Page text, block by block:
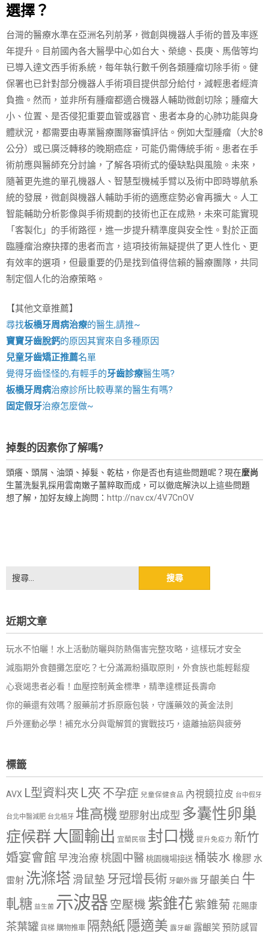
選擇？
台灣的醫療水準在亞洲名列前茅，微創與機器人手術的普及率逐
年提升。目前國內各大醫學中心如台大、榮總、長庚、馬偕等均
已導入達文西手術系統，每年執行數千例各類腫瘤切除手術。健
保署也已針對部分機器人手術項目提供部分給付，減輕患者經濟
負擔。然而，並非所有腫瘤都適合機器人輔助微創切除；腫瘤大
小、位置、是否侵犯重要血管或器官、患者本身的心肺功能與身
體狀況，都需要由專業醫療團隊審慎評估。例如大型腫瘤（大於8
公分）或已廣泛轉移的晚期癌症，可能仍需傳統手術。患者在手
術前應與醫師充分討論，了解各項術式的優缺點與風險。未來，
隨著更先進的單孔機器人、智慧型機械手臂以及術中即時導航系
統的發展，微創與機器人輔助手術的適應症勢必會再擴大。人工
智能輔助分析影像與手術規劃的技術也正在成熟，未來可能實現
「客製化」的手術路徑，進一步提升精準度與安全性。對於正面
臨腫瘤治療抉擇的患者而言，這項技術無疑提供了更人性化、更
有效率的選項，但最重要的仍是找到值得信賴的醫療團隊，共同
制定個人化的治療策略。
【其他文章推薦】
尋找板橋牙周病治療的醫生,請推~
寶寶牙齒脫鈣的原因其實來自多種原因
兒童牙齒矯正推薦名單
覺得牙齒怪怪的,有輕手的牙齒診療醫生嗎?
板橋牙周病治療診所比較專業的醫生有嗎?
固定假牙治療怎麼做~
掉髮的因素你了解嗎?
頭癢、頭屑、油頭、掉髮、乾枯，你是否也有這些問題呢？現在麼尚
生薑洗髮乳採用雲南嫩子薑粹取而成，可以徹底解決以上這些問題
想了解，加好友線上詢問： http://nav.cx/4V7CnOV
搜
尋
字:
近期文章
玩水不怕曬！水上活動防曬與防熱傷害完整攻略，這樣玩才安全
減脂期外食麵攤怎麼吃？七分滿澱粉攝取原則，外食族也能輕鬆瘦
心衰竭患者必看！血壓控制黃金標準，精準達標延長壽命
你的藥還有效嗎？服藥前才拆原廠包裝，守護藥效的黃金法則
戶外運動必學！補充水分與電解質的實戰技巧，遠離抽筋與疲勞
標籤
AVX L型資料夾 L夾 不孕症 兒童保健食品 內視鏡拉皮 台中假牙
台北中醫減肥 台北植牙 堆高機塑膠射出成型 多囊性卵巢
症候群大圖輸出 宜蘭民宿 封口機 提升免疫力 新竹
婚宴會館 早洩治療 桃園中醫 桃園機場接送 桶裝水 橡膠 水
雷射 洗滌塔 滑鼠墊 牙冠增長術 牙齦外露 牙齦美白 牛
軋糖 益生菌 示波器 空壓機 紫錐花紫錐菊 花賜康
茶葉罐 貨梯 購物推車 隔熱紙 隱適美 露牙齦 露齦笑預防感冒